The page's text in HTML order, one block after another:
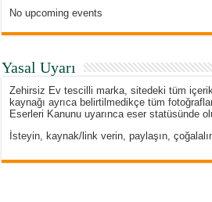
No upcoming events
Yasal Uyarı
Zehirsiz Ev tescilli marka, sitedeki tüm
kaynağı ayrıca belirtilmedikçe tüm
Eserleri Kanunu uyarınca eser statüsünde
İsteyin, kaynak/link verin, paylaşın,